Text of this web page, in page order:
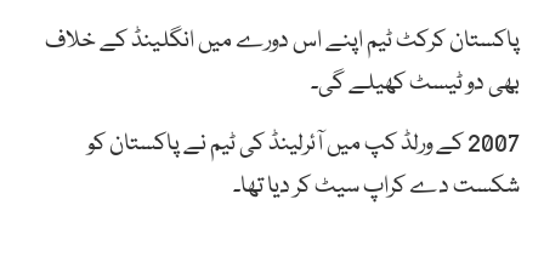
پاکستان کرکٹ ٹیم اپنے اس دورے میں انگلینڈ کے خلاف
بھی دو ٹیسٹ کھیلے گی۔
2007 کے ورلڈ کپ میں آئرلینڈ کی ٹیم نے پاکستان کو
شکست دے کراپ سیٹ کر دیا تھا۔